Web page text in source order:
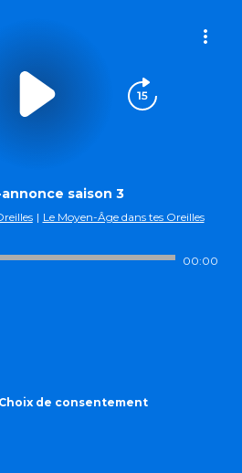
saison 3
| Le Moyen-Âge dans tes Oreilles
00:00
Choix de consentement